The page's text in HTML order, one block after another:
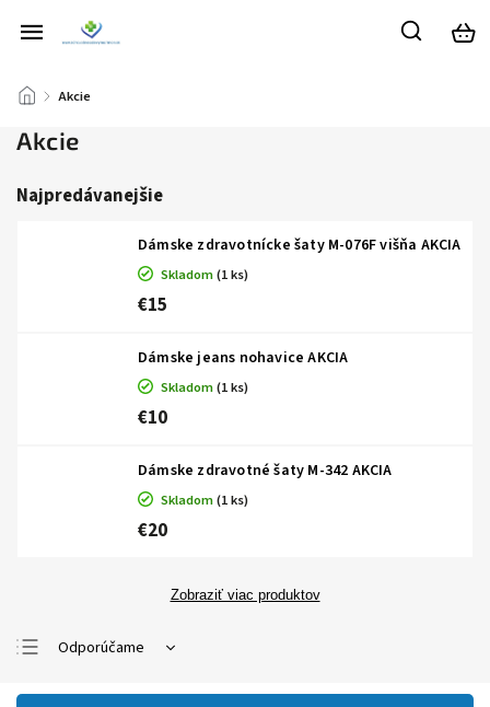
/ Akcie
Akcie
Najpredávanejšie
Dámske zdravotnícke šaty M-076F višňa AKCIA
Skladom(1 ks)
€15
Dámske jeans nohavice AKCIA
Skladom(1 ks)
€10
Dámske zdravotné šaty M-342 AKCIA
Skladom(1 ks)
€20
Zobraziť viac produktov
Odporúčame